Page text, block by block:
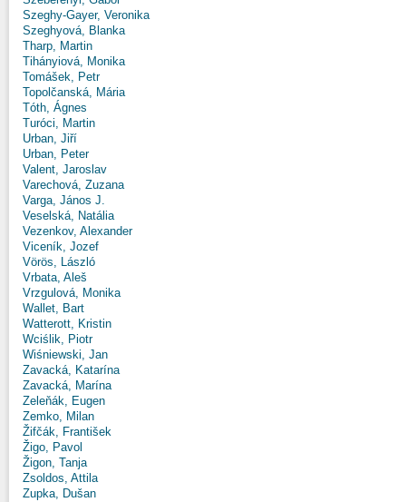
Szeghy-Gayer, Veronika
Szeghyová, Blanka
Tharp, Martin
Tihányiová, Monika
Tomášek, Petr
Topolčanská, Mária
Tóth, Ágnes
Turóci, Martin
Urban, Jiří
Urban, Peter
Valent, Jaroslav
Varechová, Zuzana
Varga, János J.
Veselská, Natália
Vezenkov, Alexander
Viceník, Jozef
Vörös, László
Vrbata, Aleš
Vrzgulová, Monika
Wallet, Bart
Watterott, Kristin
Wciślik, Piotr
Wiśniewski, Jan
Zavacká, Katarína
Zavacká, Marína
Zeleňák, Eugen
Zemko, Milan
Žifčák, František
Žigo, Pavol
Žigon, Tanja
Zsoldos, Attila
Zupka, Dušan